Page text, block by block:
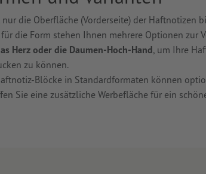
nur die Oberfläche (Vorderseite) der
die Form stehen Ihnen mehrere Optionen zur
Herz oder die Daumen-Hoch-Hand, um Ihre
zu können.
Blöcke in Standardformaten können
Sie eine zusätzliche Werbefläche für ein